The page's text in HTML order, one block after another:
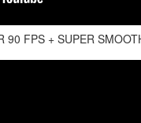
90 FPS + SUPER